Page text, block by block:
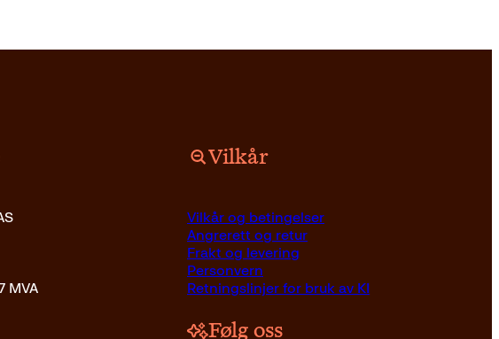
MVA
Vilkår
Vilkår og betingelser
Angrerett og retur
Frakt og levering
Personvern
Retningslinjer for bruk av KI
Følg oss